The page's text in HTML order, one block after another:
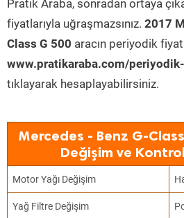
Pratik Araba, sonradan ortaya
fiyatlarıyla uğraşmazsınız. 2017
Class G 500 aracın periyodik
www.pratikaraba.com/
tıklayarak hesaplayabilirsiniz.
Mercedes - Benz G-
Değişim ve
Motor Yağı Değişim
Yağ Filtre Değişim